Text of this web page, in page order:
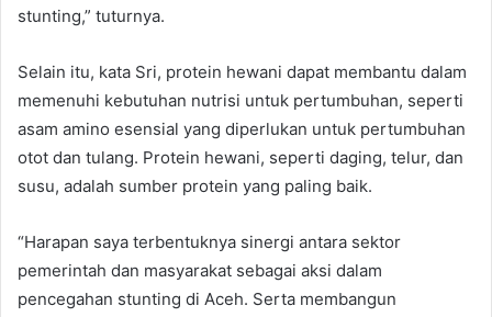
stunting,” tuturnya.
Selain itu, kata Sri, protein hewani dapat membantu dalam
memenuhi kebutuhan nutrisi untuk pertumbuhan, seperti
asam amino esensial yang diperlukan untuk pertumbuhan
otot dan tulang. Protein hewani, seperti daging, telur, dan
susu, adalah sumber protein yang paling baik.
“Harapan saya terbentuknya sinergi antara sektor
pemerintah dan masyarakat sebagai aksi dalam
pencegahan stunting di Aceh. Serta membangun